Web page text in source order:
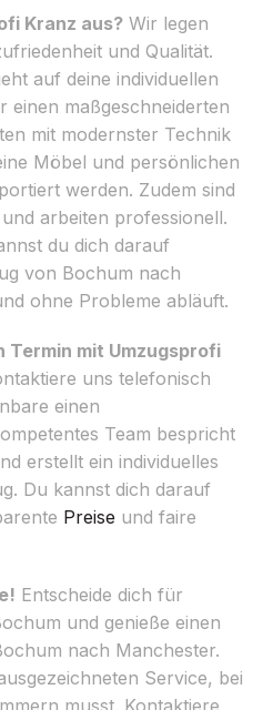
Kranz aus? Wir legen
und Qualität.
auf deine individuellen
einen maßgeschneiderten
mit modernster Technik
Möbel und persönlichen
werden. Zudem sind
arbeiten professionell.
du dich darauf
von Bochum nach
ohne Probleme abläuft.
Termin mit Umzugsprofi
uns telefonisch
einen
Team bespricht
erstellt ein individuelles
Du kannst dich darauf
Preise und faire
Entscheide dich für
und genieße einen
nach Manchester.
Service, bei
musst. Kontaktiere